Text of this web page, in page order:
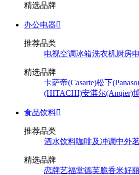
精选品牌
办公电器
推荐品类
电视空调冰箱洗衣机厨房
精选品牌
卡萨帝(Casarte)松下
(HITACHI)安淇尔(Anqier)
食品饮料
推荐品类
酒水饮料咖啡及冲调中外
精选品牌
恋牌艺福堂德芙脆香米好